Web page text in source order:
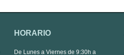
HORARIO
De Lunes a Viernes de 9:30h a